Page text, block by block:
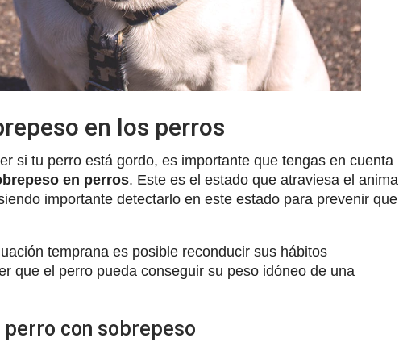
en los perros
si tu perro está gordo, es importante que tengas en cuenta
en perros. Este es el estado que atraviesa el animal
importante detectarlo en este estado para prevenir que
temprana es posible reconducir sus hábitos
que el perro pueda conseguir su peso idóneo de una
con sobrepeso